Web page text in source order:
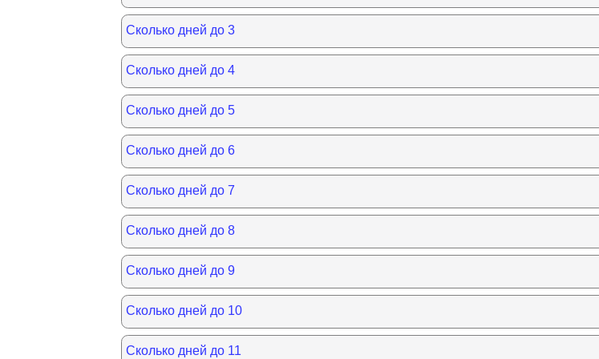
Сколько дней до 3
Сколько дней до 4
Сколько дней до 5
Сколько дней до 6
Сколько дней до 7
Сколько дней до 8
Сколько дней до 9
Сколько дней до 10
Сколько дней до 11